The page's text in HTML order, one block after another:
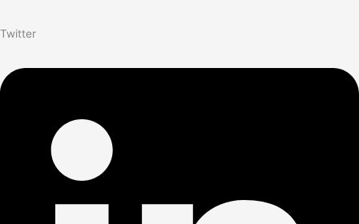
Twitter